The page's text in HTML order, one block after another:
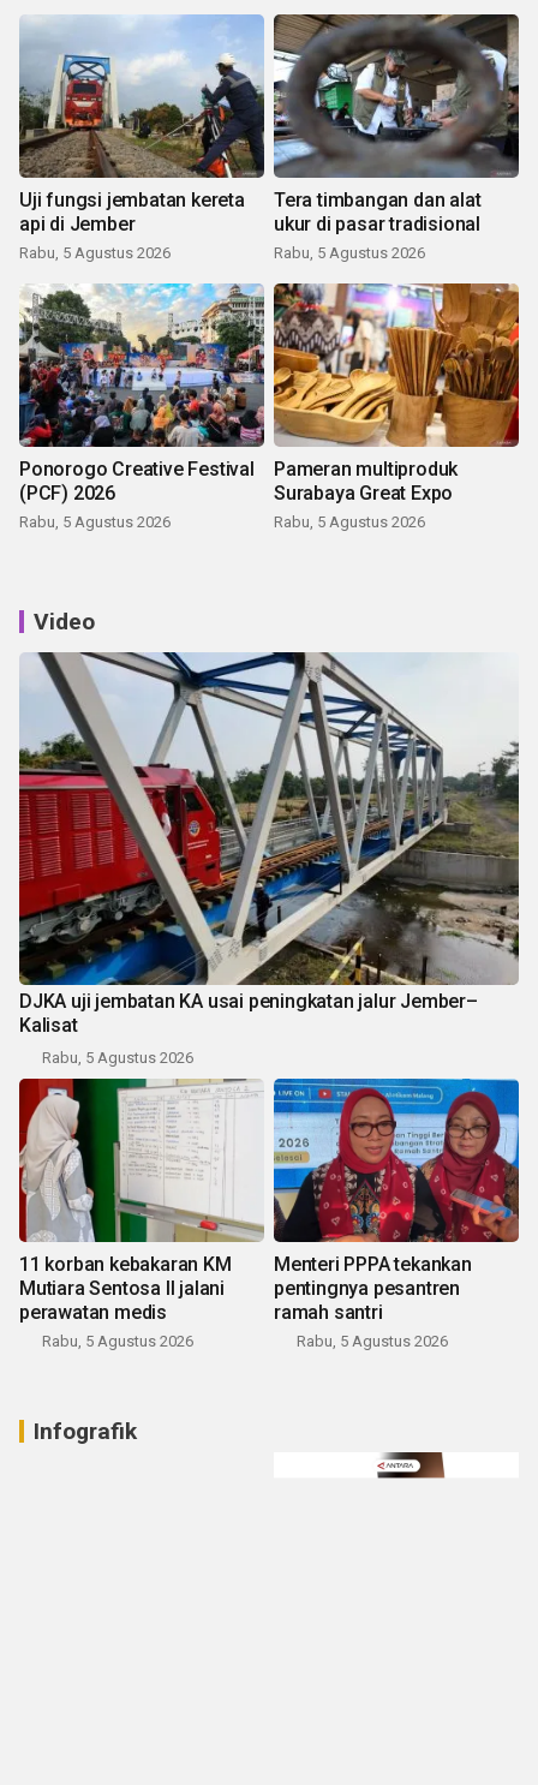
Uji fungsi jembatan kereta
api di Jember
Rabu, 5 Agustus 2026
Tera timbangan dan alat
ukur di pasar tradisional
Rabu, 5 Agustus 2026
Ponorogo Creative Festival
(PCF) 2026
Rabu, 5 Agustus 2026
Pameran multiproduk
Surabaya Great Expo
Rabu, 5 Agustus 2026
Video
DJKA uji jembatan KA usai peningkatan jalur Jember–
Kalisat
Rabu, 5 Agustus 2026
11 korban kebakaran KM
Mutiara Sentosa II jalani
perawatan medis
Rabu, 5 Agustus 2026
Menteri PPPA tekankan
pentingnya pesantren
ramah santri
Rabu, 5 Agustus 2026
Infografik